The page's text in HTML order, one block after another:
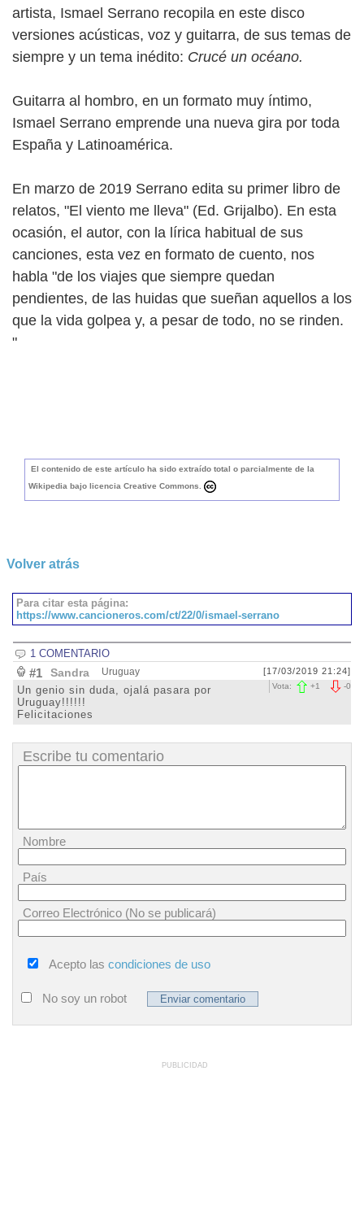
artista, Ismael Serrano recopila en este disco
versiones acústicas, voz y guitarra, de sus temas de
siempre y un tema inédito: Crucé un océano.
Guitarra al hombro, en un formato muy íntimo,
Ismael Serrano emprende una nueva gira por toda
España y Latinoamérica.
En marzo de 2019 Serrano edita su primer libro de
relatos, "El viento me lleva" (Ed. Grijalbo). En esta
ocasión, el autor, con la lírica habitual de sus
canciones, esta vez en formato de cuento, nos
habla "de los viajes que siempre quedan
pendientes, de las huidas que sueñan aquellos a los
que la vida golpea y, a pesar de todo, no se rinden.
"
El contenido de este artículo ha sido extraído total o parcialmente de la
Wikipedia bajo licencia Creative Commons.
Volver atrás
Para citar esta página:
https://www.cancioneros.com/ct/22/0/ismael-serrano
1 COMENTARIO
#1 Sandra Uruguay [17/03/2019 21:24]
-0
Vota: +1
Un genio sin duda, ojalá pasara por
Uruguay!!!!!!
Felicitaciones
Escribe tu comentario
Nombre
País
Correo Electrónico (No se publicará)
Acepto las condiciones de uso
No soy un robot
PUBLICIDAD